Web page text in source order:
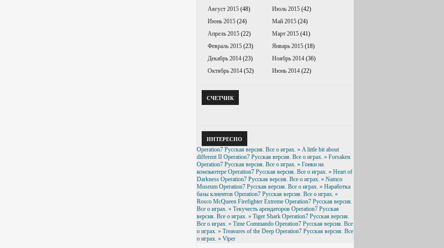
Август 2015 (48) Июль 2015 (42)
Июнь 2015 (24) Май 2015 (24)
Апрель 2015 (22) Март 2015 (41)
Февраль 2015 (23) Январь 2015 (18)
Декабрь 2014 (23) Ноябрь 2014 (36)
Октябрь 2014 (52) Июнь 2014 (22)
СЧЕТЧИК
ИНТЕРЕСНО
Operation7 Русская версия. Все о играх. » A little bit about
different II Operation7 Русская версия. Все о играх. » Forsaken
Operation7 Русская версия. Все о играх. » Гонки на
компьютере Operation7 Русская версия. Все о играх. » Heart of
Darkness Operation7 Русская версия. Все о играх. » Namco
Museum Operation7 Русская версия. Все о играх. » Наработка
базы клиентов Operation7 Русская версия. Все о играх. »
Rosco McQueen Firefighter Extreme Operation7 Русская версия.
Все о играх. » Текучесть арендаторов Operation7 Русская
версия. Все о играх. » Tiger Shark Operation7 Русская версия.
Все о играх. » Time Commando Operation7 Русская версия. Все
о играх. » Treasures of the Deep Operation7 Русская версия. Все
о играх. » Viper